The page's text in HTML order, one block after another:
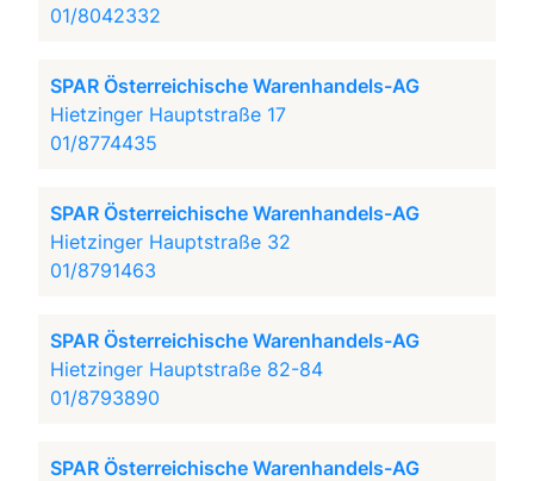
01/8042332
SPAR Österreichische Warenhandels-AG
Hietzinger Hauptstraße 17
01/8774435
SPAR Österreichische Warenhandels-AG
Hietzinger Hauptstraße 32
01/8791463
SPAR Österreichische Warenhandels-AG
Hietzinger Hauptstraße 82-84
01/8793890
SPAR Österreichische Warenhandels-AG